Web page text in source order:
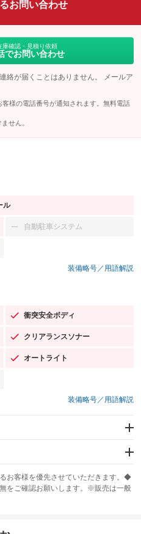
お問い合わせ
庫確認・見積り依頼
でお問い合わせ
絡が届くことはありません。 メールア
様の電話番号が通知されます。無料電話
せん。
ル
自動駐車システム
：装備なし
装備略号／用語解説
衝突安全ボディ
：装備あり
クリアランスソナー
：装備あり
オートライト
：装備あり
装備略号／用語解説
ABS
お客様を優先させていただきます。◆
をご確認お願いします。※販売は一般